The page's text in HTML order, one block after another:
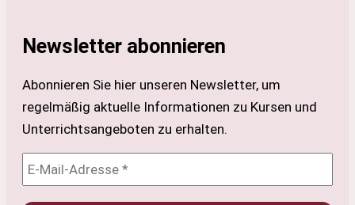
Newsletter abonnieren
Abonnieren Sie hier unseren Newsletter, um
regelmäßig aktuelle Informationen zu Kursen und
Unterrichtsangeboten zu erhalten.